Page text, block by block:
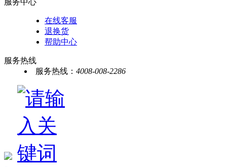
服务中心
在线客服
退换货
帮助中心
服务热线
服务热线： 4008-008-2286